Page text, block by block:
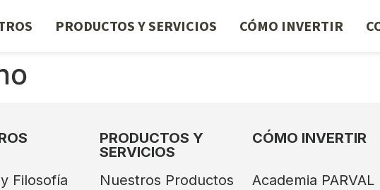
PRODUCTOS Y SERVICIOS CÓMO INVERTIR
Filosofía
PRODUCTOS Y
SERVICIOS
Nuestros Productos
CÓMO INVERTIR
Academia PARVAL